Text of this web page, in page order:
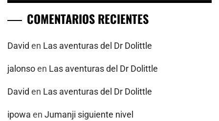
COMENTARIOS RECIENTES
David en Las aventuras del Dr Dolittle
jalonsoen Las aventuras del Dr Dolittle
David en Las aventuras del Dr Dolittle
ipowa en Jumanji siguiente nivel